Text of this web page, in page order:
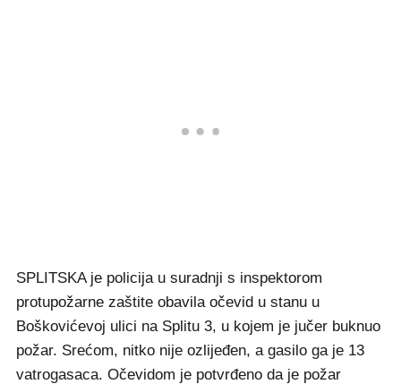
SPLITSKA je policija u suradnji s inspektorom
protupožarne zaštite obavila očevid u stanu u
Boškovićevoj ulici na Splitu 3, u kojem je jučer buknuo
požar. Srećom, nitko nije ozlijeđen, a gasilo ga je 13
vatrogasaca. Očevidom je potvrđeno da je požar